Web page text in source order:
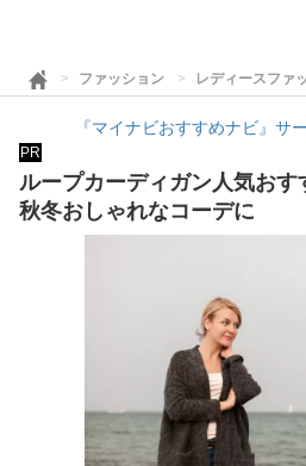
ファッション レディースファ
『マイナビおすすめナビ』サ
PR
ループカーディガン人気お
秋冬おしゃれなコーデに